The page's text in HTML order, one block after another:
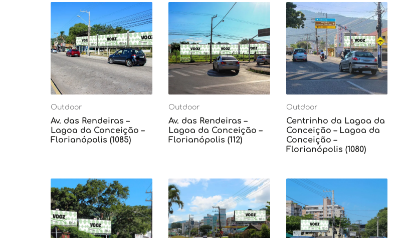
Outdoor
Av. das Rendeiras –
Lagoa da Conceição –
Florianópolis (1085)
Outdoor
Av. das Rendeiras –
Lagoa da Conceição –
Florianópolis (112)
Outdoor
Centrinho da Lagoa da
Conceição – Lagoa da
Conceição –
Florianópolis (1080)